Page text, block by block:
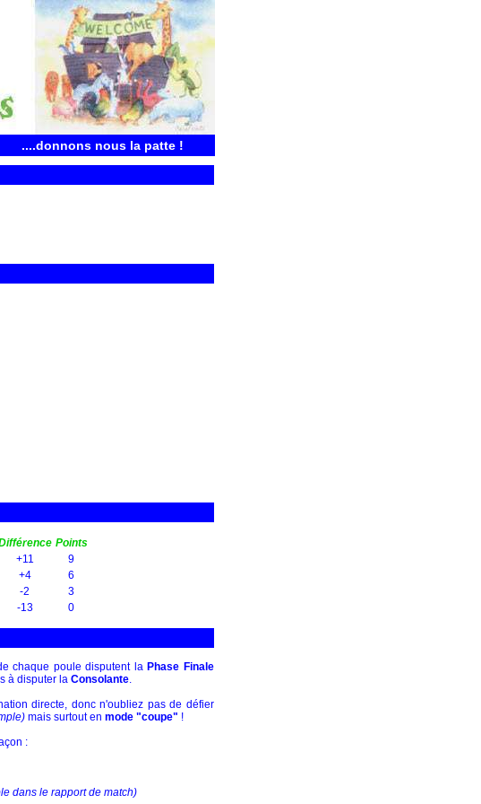
....donnons nous la patte !
Points
+11
9
+4
6
-2
3
-13 0
chaque poule disputent la Phase Finale
à disputer la Consolante.
directe, donc n'oubliez pas de défier
mais surtout en mode "coupe" !
:
dans le rapport de match)